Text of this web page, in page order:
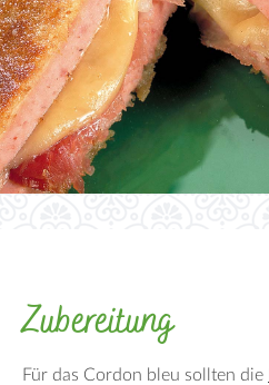
Zubereitung
Für das Cordon bleu sollten die